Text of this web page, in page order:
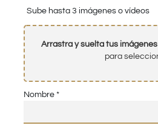
Sube hasta 3 imágenes o vídeos
Arrastra y suelta tus
para
Nombre *